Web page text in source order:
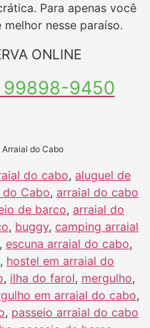
Para apenas você
nesse paraíso.
ONLINE
99898-9450
Arraial do Cabo
do cabo, aluguel de
Cabo, arraial do cabo
de barco, arraial do
, buggy, camping arraial
, escuna arraial do cabo,
, hostel em arraial do
, ilha do farol, mergulho,
em arraial do cabo,
, passeio arraial do cabo